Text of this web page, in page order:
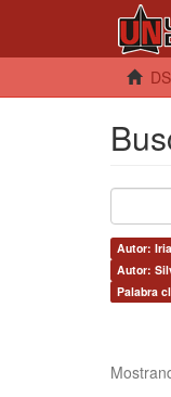
Autor:
Autor:
Palabra